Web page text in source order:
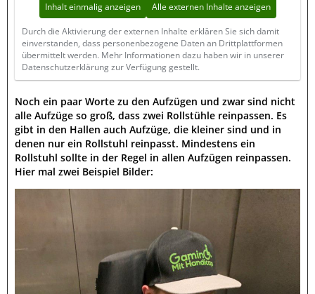
Inhalt einmalig anzeigen Alle externen Inhalte anzeigen
Durch die Aktivierung der externen Inhalte erklären Sie sich damit
einverstanden, dass personenbezogene Daten an Drittplattformen
übermittelt werden. Mehr Informationen dazu haben wir in unserer
Datenschutzerklärung zur Verfügung gestellt.
Noch ein paar Worte zu den Aufzügen und zwar sind nicht
alle Aufzüge so groß, dass zwei Rollstühle reinpassen. Es
gibt in den Hallen auch Aufzüge, die kleiner sind und in
denen nur ein Rollstuhl reinpasst. Mindestens ein
Rollstuhl sollte in der Regel in allen Aufzügen reinpassen.
Hier mal zwei Beispiel Bilder: